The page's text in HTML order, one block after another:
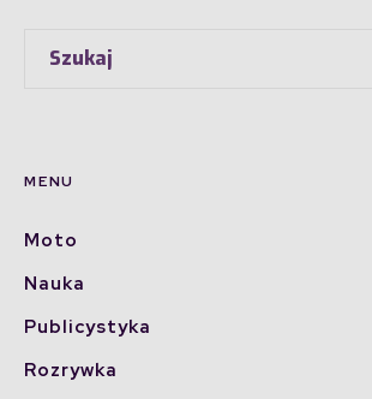
MENU
Moto
Nauka
Publicystyka
Rozrywka